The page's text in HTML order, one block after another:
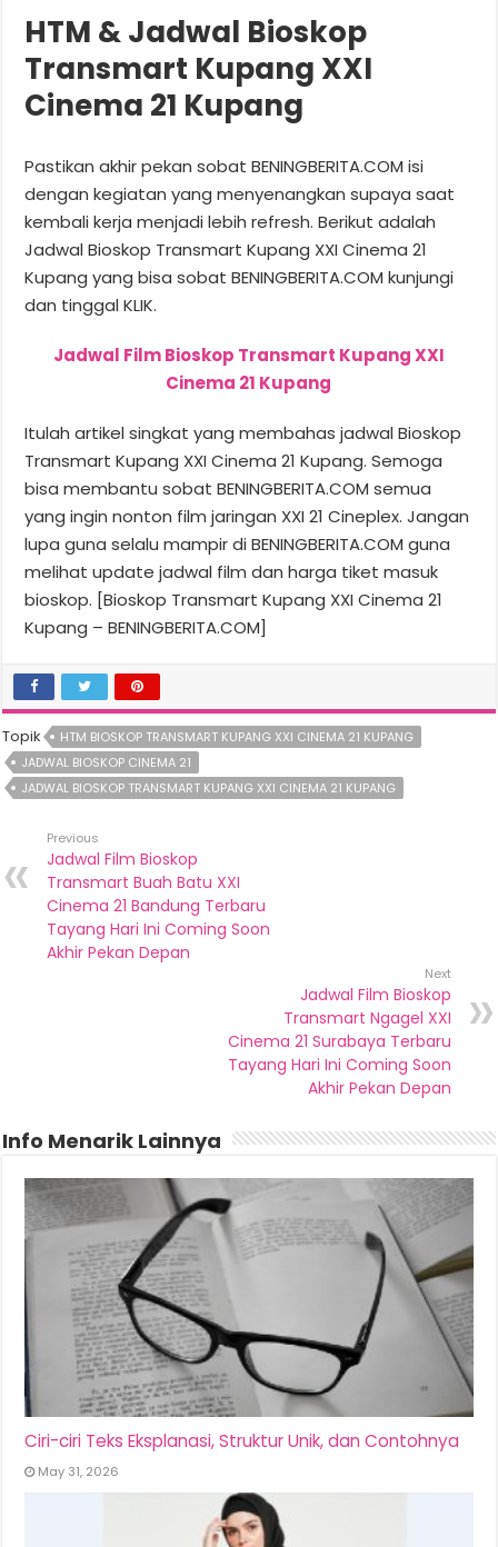
HTM & Jadwal Bioskop
Transmart Kupang XXI
Cinema 21 Kupang
Pastikan akhir pekan sobat BENINGBERITA.COM isi
dengan kegiatan yang menyenangkan supaya saat
kembali kerja menjadi lebih refresh. Berikut adalah
Jadwal Bioskop Transmart Kupang XXI Cinema 21
Kupang yang bisa sobat BENINGBERITA.COM kunjungi
dan tinggal KLIK.
Jadwal Film Bioskop Transmart Kupang XXI
Cinema 21 Kupang
Itulah artikel singkat yang membahas jadwal Bioskop
Transmart Kupang XXI Cinema 21 Kupang. Semoga
bisa membantu sobat BENINGBERITA.COM semua
yang ingin nonton film jaringan XXI 21 Cineplex. Jangan
lupa guna selalu mampir di BENINGBERITA.COM guna
melihat update jadwal film dan harga tiket masuk
bioskop. [Bioskop Transmart Kupang XXI Cinema 21
Kupang – BENINGBERITA.COM]
Topik
HTM BIOSKOP TRANSMART KUPANG XXI CINEMA 21 KUPANG
JADWAL BIOSKOP CINEMA 21
JADWAL BIOSKOP TRANSMART KUPANG XXI CINEMA 21 KUPANG
Previous
Jadwal Film Bioskop
Transmart Buah Batu XXI
Cinema 21 Bandung Terbaru
Tayang Hari Ini Coming Soon
Akhir Pekan Depan
Next
Jadwal Film Bioskop
Transmart Ngagel XXI
Cinema 21 Surabaya Terbaru
Tayang Hari Ini Coming Soon
Akhir Pekan Depan
Info Menarik Lainnya
Ciri-ciri Teks Eksplanasi, Struktur Unik, dan Contohnya
May 31, 2026